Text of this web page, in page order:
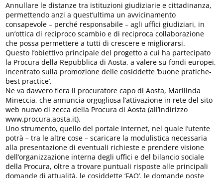
Annullare le distanze tra istituzioni giudiziarie e cittadinanza,
permettendo anzi a quest’ultima un avvicinamento
consapevole – perché responsabile – agli uffici giudiziari, in
un’ottica di reciproco scambio e di reciproca collaborazione
che possa permettere a tutti di crescere e migliorarsi.
Questo l’obiettivo principale del progetto a cui ha partecipato
la Procura della Repubblica di Aosta, a valere su fondi europei,
incentrato sulla promozione delle cosiddette ‘buone pratiche-
best practice’.
Ne va davvero fiera il procuratore capo di Aosta, Marilinda
Mineccia, che annuncia orgogliosa l’attivazione in rete del sito
web nuovo di zecca della Procura di Aosta (all’indirizzo
www.procura.aosta.it).
Uno strumento, quello del portale internet, nel quale l’utente
potrà – tra le altre cose – scaricare la modulistica necessaria
alla presentazione di eventuali richieste e prendere visione
dell’organizzazione interna degli uffici e del bilancio sociale
della Procura, oltre a trovare puntuali risposte alle principali
domande di attualità, le cosiddette ‘FAQ’, le domande poste